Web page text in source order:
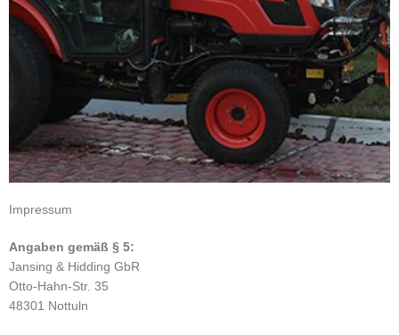
Impressum
Angaben gemäß § 5:
Jansing & Hidding GbR
Otto-Hahn-Str. 35
48301 Nottuln